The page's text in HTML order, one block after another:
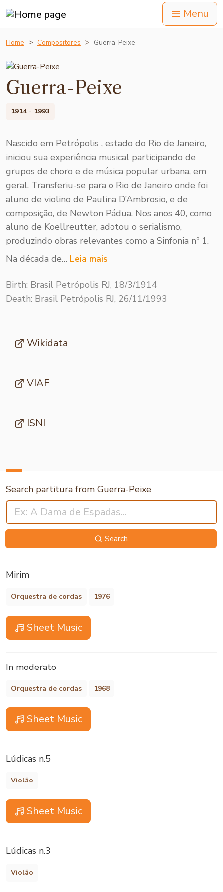
Menu
Home Compositores Guerra-Peixe
Guerra-Peixe
1914 - 1993
Nascido em Petrópolis , estado do Rio de Janeiro,
iniciou sua experiência musical participando de
grupos de choro e de música popular ur­bana, em
geral. Transfe­riu-se para o Rio de Janeiro onde foi
aluno de violino de Paulina D’Am­brosio, e de
composição, de Newton Pádua. Nos anos 40, como
aluno de Koellreutter, ado­tou o serialismo,
produzindo obras relevantes como a Sinfonia nº 1.
Na década de… Leia mais
Birth: Brasil Petrópolis RJ, 18/3/1914
Death: Brasil Petrópolis RJ, 26/11/1993
Wikidata
VIAF
ISNI
Search partitura from Guerra-Peixe
Search
Mirim
Orquestra de cordas 1976
Sheet Music
In moderato
Orquestra de cordas 1968
Sheet Music
Lúdicas n.5
Violão
Sheet Music
Lúdicas n.3
Violão